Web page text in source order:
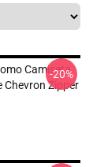
Camiseta
Chevron Zipper
-20%